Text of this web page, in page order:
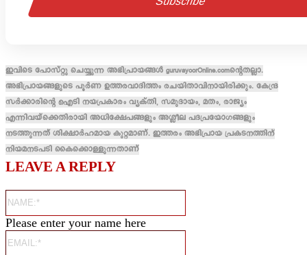
ഇവിടെ പോസ്റ്റു ചെയ്യുന്ന അഭിപ്രായങ്ങൾ guruvayoorOnline.comന്റെതല്ലാ.
അഭിപ്രായങ്ങളുടെ പൂർണ ഉത്തരവാദിത്തം രചയിതാവിനായിരിക്കും. കേന്ദ്ര
സർക്കാരിന്റെ ഐടി നയപ്രകാരം വ്യക്തി, സമുദായം, മതം, രാജ്യം
എന്നിവയ്ക്കെതിരായി അധിക്ഷേപങ്ങളും അശ്ലീല പദപ്രയോഗങ്ങളും
നടത്തുന്നത് ശിക്ഷാർഹമായ കുറ്റമാണ്. ഇത്തരം അഭിപ്രായ പ്രകടനത്തിന്
നിയമനടപടി കൈക്കൊള്ളുന്നതാണ്
LEAVE A REPLY
Please enter your name here